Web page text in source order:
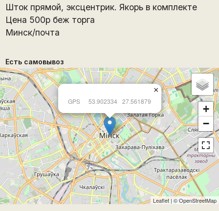
Шток прямой, эксцентрик. Якорь в комплекте
Цена 500р беж торга
Минск/почта
Есть самовывоз
GPS 53.902334 27.561879
×
+
−
Leaflet| ©OpenStreetMap